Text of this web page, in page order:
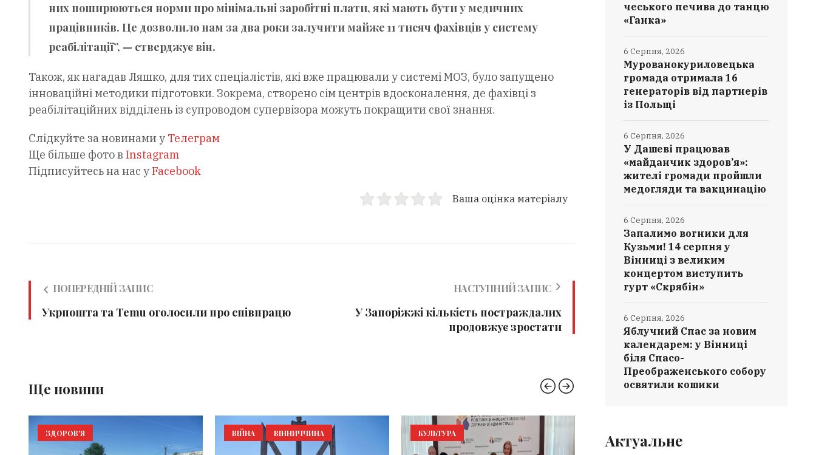
них поширюються норми про мінімальні заробітні плати, які мають бути у медичних
працівників. Це дозволило нам за два роки залучити майже 11 тисяч фахівців у систему
реабілітації”, — стверджує він.
Також, як нагадав Ляшко, для тих спеціалістів, які вже працювали у системі МОЗ, було запущено
інноваційні методики підготовки. Зокрема, створено сім центрів вдосконалення, де фахівці з
реабілітаційних відділень із супроводом супервізора можуть покращити свої знання.
Слідкуйте за новинами у Телеграм
Ще більше фото в Instagram
Підписуйтесь на нас уFacebook
Ваша оцінка матеріалу
ПОПЕРЕДНІЙ ЗАПИС
Укрпошта та Temu оголосили про співпрацю
НАСТУПНИЙ ЗАПИС
У Запоріжжі кількість постраждалих
продовжує зростати
Ще новини
ЗДОРОВ'Я ВІЙНА ВІННИЧЧИНА КУЛЬТУРА
чеського печива до танцю
«Ганка»
Мурованокуриловецька
громада отримала 16
генераторів від партнерів
із Польщі
6 Серпня, 2026
У Дашеві працював
«майданчик здоров’я»:
жителі громади пройшли
медогляди та вакцинацію
6 Серпня, 2026
Запалимо вогники для
Кузьми! 14 серпня у
Вінниці з великим
концертом виступить
гурт «Скрябін»
6 Серпня, 2026
Яблучний Спас за новим
календарем: у Вінниці
біля Спасо-
Преображенського собору
освятили кошики
6 Серпня, 2026
Актуальне